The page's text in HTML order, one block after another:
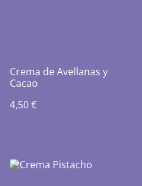
Crema de Avellanas y
Cacao
4,50 €